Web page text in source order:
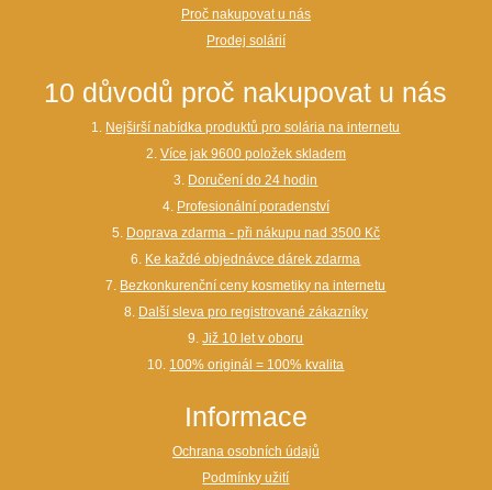
Proč nakupovat u nás
Prodej solárií
10 důvodů proč nakupovat u nás
1. Nejširší nabídka produktů pro solária na internetu
2. Více jak 9600 položek skladem
3. Doručení do 24 hodin
4. Profesionální poradenství
5. Doprava zdarma - při nákupu nad 3500 Kč
6. Ke každé objednávce dárek zdarma
7. Bezkonkurenční ceny kosmetiky na internetu
8. Další sleva pro registrované zákazníky
9.Již 10 let v oboru
10. 100% originál = 100% kvalita
Informace
Ochrana osobních údajů
Podmínky užití